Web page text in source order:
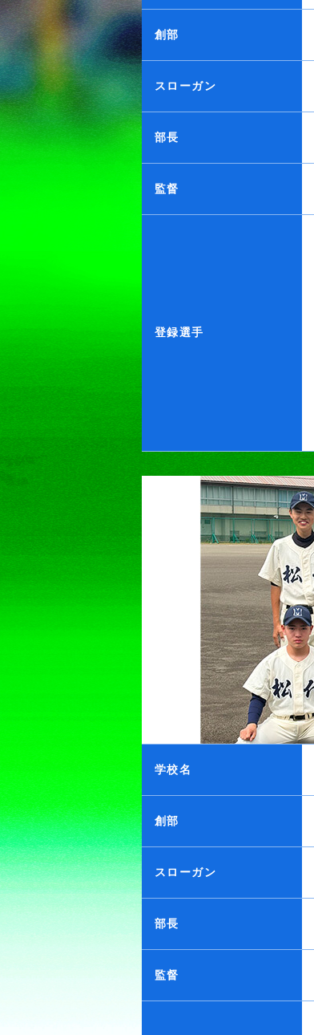
創部
スローガン
部長
監督
登録選手
学校名
創部
スローガン
部長
監督